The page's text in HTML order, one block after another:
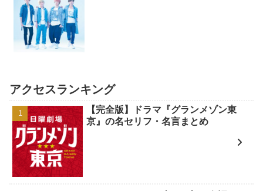
アクセスランキング
【完全版】ドラマ『グランメゾン東
京』の名セリフ・名言まとめ